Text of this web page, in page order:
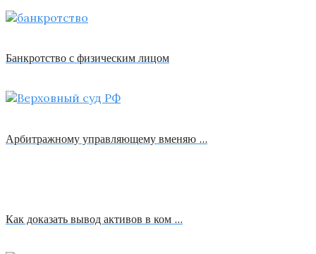
Банкротство с физическим лицом
Арбитражному управляющему вменяю …
Как доказать вывод активов в ком …